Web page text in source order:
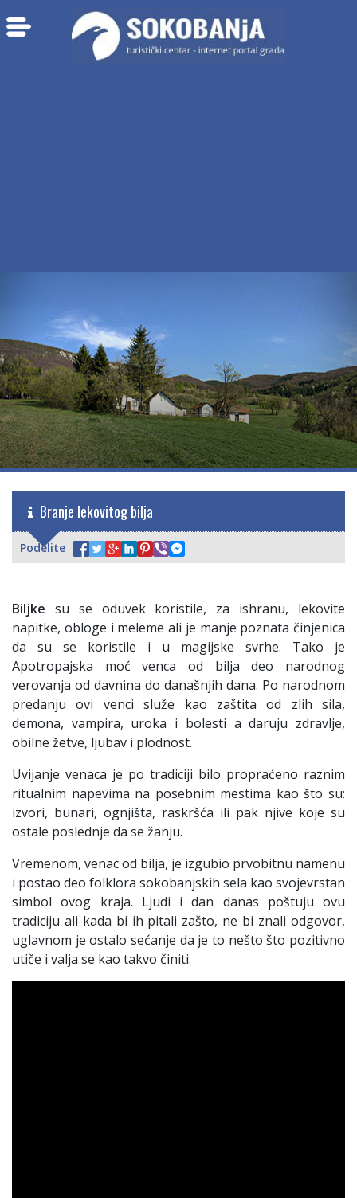
Branje lekovitog bilja
Podelite
Biljke su se oduvek koristile, za ishranu, lekovite
napitke, obloge i meleme ali je manje poznata činjenica
da su se koristile i u magijske svrhe. Tako je
Apotropajska moć venca od bilja deo narodnog
verovanja od davnina do današnjih dana. Po narodnom
predanju ovi venci služe kao zaštita od zlih sila,
demona, vampira, uroka i bolesti a daruju zdravlje,
obilne žetve, ljubav i plodnost.
Uvijanje venaca je po tradiciji bilo propraćeno raznim
ritualnim napevima na posebnim mestima kao što su:
izvori, bunari, ognjišta, raskršća ili pak njive koje su
ostale poslednje da se žanju.
Vremenom, venac od bilja, je izgubio prvobitnu namenu
i postao deo folklora sokobanjskih sela kao svojevrstan
simbol ovog kraja. Ljudi i dan danas poštuju ovu
tradiciju ali kada bi ih pitali zašto, ne bi znali odgovor,
uglavnom je ostalo sećanje da je to nešto što pozitivno
utiče i valja se kao takvo činiti.